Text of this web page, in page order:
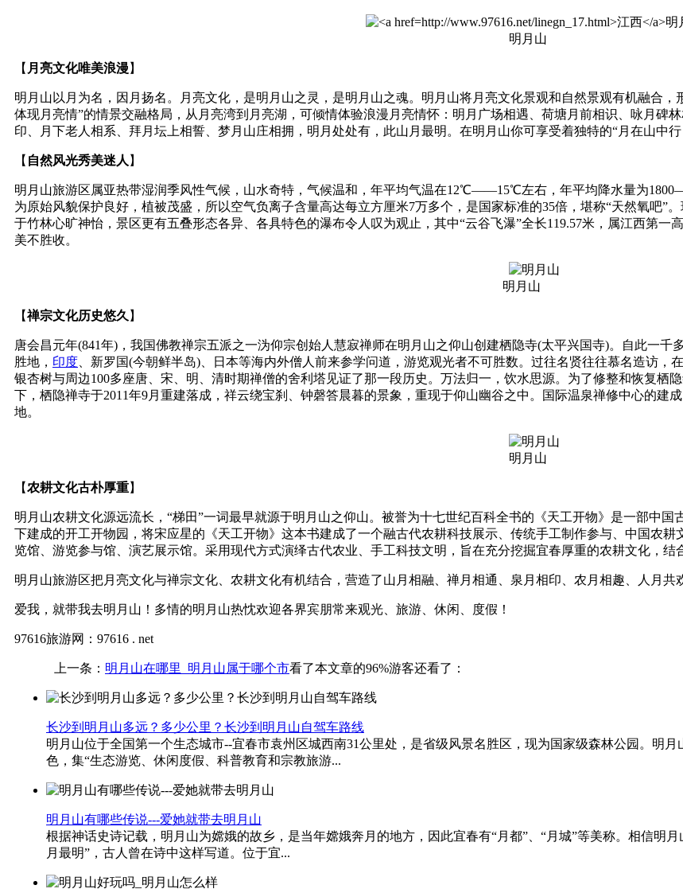
明月山
【 月亮文化唯美浪漫 】
明月山以月为名，因月扬名。月亮文化，是明月山之灵，是明月山之魂。明月山将月亮文化景观和自然景观有机融合，
体现月亮情”的情景交融格局，从月亮湾到月亮湖，可倾情体验浪漫月亮情怀：明月广场相遇、荷塘月前相识、咏月碑
印、月下老人相系、拜月坛上相誓、梦月山庄相拥，明月处处有，此山月最明。在明月山你可享受着独特的“月在山
【 自然风光秀美迷人 】
明月山旅游区属亚热带湿润季风性气候，山水奇特，气候温和，年平均气温在12℃——15℃左右，年平均降水量为
为原始风貌保护良好，植被茂盛，所以空气负离子含量高达每立方厘米7万多个，是国家标准的35倍，堪称“天然氧吧”
于竹林心旷神怡，景区更有五叠形态各异、各具特色的瀑布令人叹为观止，其中“云谷飞瀑”全长119.57米，属江西第一
美不胜收。
明月山
【禅宗文化历史悠久 】
唐会昌元年(841年)，我国佛教禅宗五派之一沩仰宗创始人慧寂禅师在明月山之仰山创建栖隐寺(太平兴国寺)。自此一
胜地， 印度 、新罗国(今朝鲜半岛)、日本等海内外僧人前来参学问道，游览观光者不可胜数。过往名贤往往慕名造访
银杏树与周边100多座唐、宋、明、清时期禅僧的舍利塔见证了那一段历史。万法归一，饮水思源。为了修整和恢复栖
下，栖隐禅寺于2011年9月重建落成，祥云绕宝刹、钟磬答晨暮的景象，重现于仰山幽谷之中。国际温泉禅修中心的建
地。
明月山
【农耕文化古朴厚重】
明月山农耕文化源远流长，“梯田”一词最早就源于明月山之仰山。被誉为十七世纪百科全书的《天工开物》是一部中
下建成的开工开物园，将宋应星的《天工开物》这本书建成了一个融古代农耕科技展示、传统手工制作参与、中国农
览馆、游览参与馆、演艺展示馆。采用现代方式演绎古代农业、手工科技文明，旨在充分挖掘宜春厚重的农耕文化
明月山旅游区把月亮文化与禅宗文化、农耕文化有机结合，营造了山月相融、禅月相通、泉月相印、农月相趣、人月共
爱我，就带我去明月山！多情的明月山热忱欢迎各界宾朋常来观光、旅游、休闲、度假！
97616旅游网：97616 . net
上一条： 明月山在哪里_明月山属于哪个市看了本文章的96%游客还看了：
长沙到明月山多远？多少公里？长沙到明月山自驾车路线
明月山位于全国第一个生态城市--宜春市袁州区城西南31公里处，是省级风景名胜区，现为国家级森林公园。明
色，集“生态游览、休闲度假、科普教育和宗教旅游...
明月山有哪些传说---爱她就带去明月山
根据神话史诗记载，明月山为嫦娥的故乡，是当年嫦娥奔月的地方，因此宜春有“月都”、“月城”等美称。相信明
月最明”，古人曾在诗中这样写道。位于宜...